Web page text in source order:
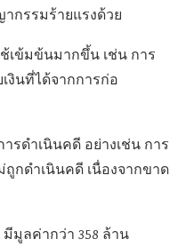
กรรมร้ายแรงด้วย
เข้มข้นมากขึ้น เช่น การ
งินที่ได้จากการก่อ
รดำเนินคดี อย่างเช่น การ
ถูกดำเนินคดี เนื่องจากขาด
มูลค่ากว่า 358 ล้าน